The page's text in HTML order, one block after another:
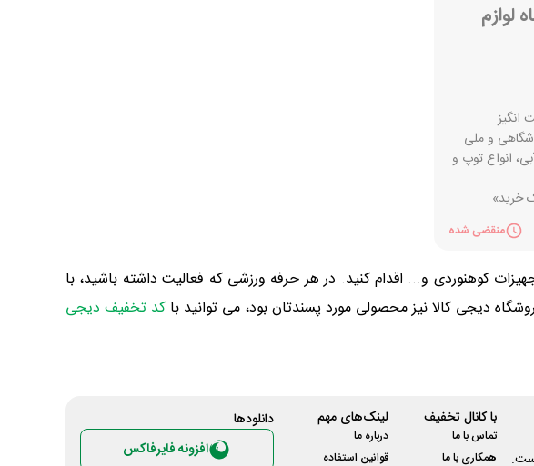
لوازم
انگیز
و ملی
انواع توپ و
خرید»
منقضی شده
کوهنوردی و... اقدام کنید. در هر حرفه ورزشی که فعالیت داشته باشید، با
دیجی کالا نیز محصولی مورد پسندتان بود، می توانید با کد تخفیف دیجی
با کانال تخفیف
تماس با ما
همکاری با ما
لینک‌های مهم
درباره ما
قوانین استفاده
دانلود‌ها
افزونه فایرفاکس